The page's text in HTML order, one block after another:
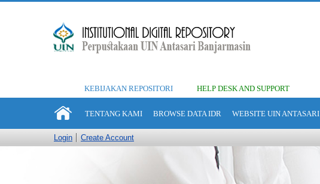
KEBIJAKAN REPOSITORI HELP DESK AND SUPPORT
TENTANG KAMI BROWSE DATA IDR WEBSITE UIN ANTASARI
Login Create Account